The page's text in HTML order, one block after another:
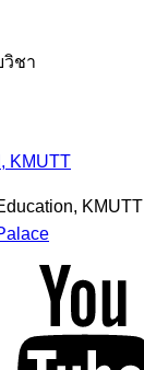
วิชา
KMUTT
KMUTT |